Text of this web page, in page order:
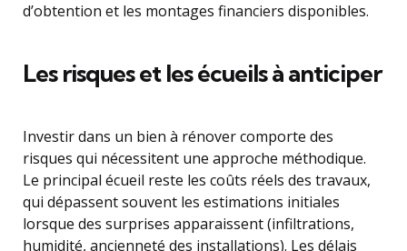
d’obtention et les montages financiers disponibles.
Les risques et les écueils à anticiper
Investir dans un bien à rénover comporte des
risques qui nécessitent une approche méthodique.
Le principal écueil reste les coûts réels des travaux,
qui dépassent souvent les estimations initiales
lorsque des surprises apparaissent (infiltrations,
humidité, ancienneté des installations). Les délais